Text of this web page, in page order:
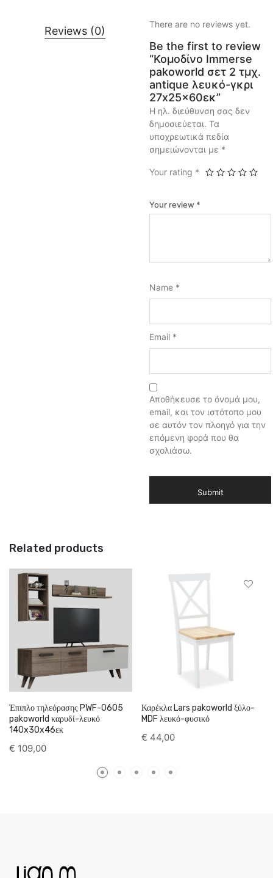
Reviews (0)
There are no reviews yet.
Be the first to review
“Κομοδίνο Immerse
pakoworld σετ 2 τμχ.
antique λευκό-γκρι
27x25x60εκ”
Η ηλ. διεύθυνση σας δεν
δημοσιεύεται. Τα
υποχρεωτικά πεδία
σημειώνονται με *
Your rating *
Your review *
Name *
Email *
Αποθήκευσε το όνομά μου,
email, και τον ιστότοπο μου
σε αυτόν τον πλοηγό για την
επόμενη φορά που θα
σχολιάσω.
Related products
Έπιπλο τηλεόρασης PWF-0605
pakoworld καρυδί-λευκό
140x30x46εκ
€ 109,00
Καρέκλα Lars pakoworld ξύλο-
MDF λευκό-φυσικό
€ 44,00